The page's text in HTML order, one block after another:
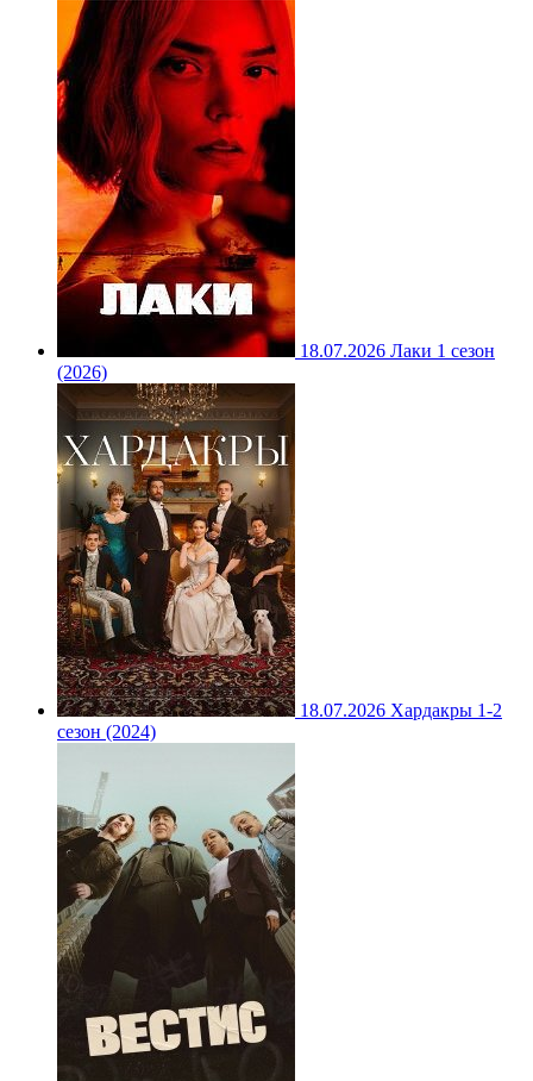
18.07.2026 Лаки 1 сезон
(2026)
18.07.2026 Хардакры 1-2
сезон (2024)